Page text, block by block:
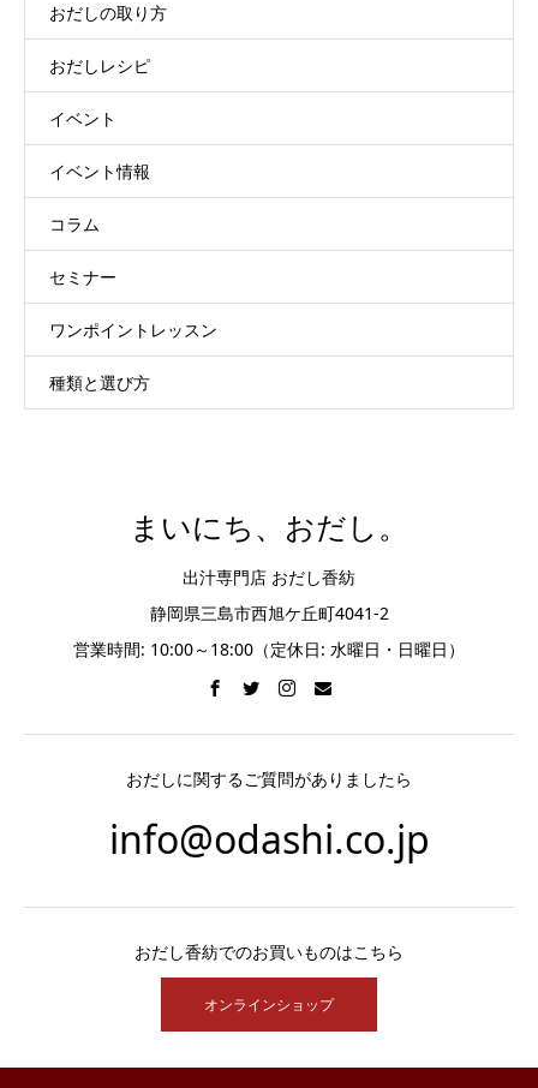
おだしの取り方
おだしレシピ
イベント
イベント情報
コラム
セミナー
ワンポイントレッスン
種類と選び方
まいにち、おだし。
出汁専門店 おだし香紡
静岡県三島市西旭ケ丘町4041-2
営業時間: 10:00～18:00（定休日: 水曜日・日曜日）
おだしに関するご質問がありましたら
info@odashi.co.jp
おだし香紡でのお買いものはこちら
オンラインショップ